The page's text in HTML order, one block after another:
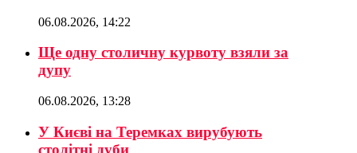
06.08.2026, 14:22
Ще одну столичну курвоту взяли за
дупу
06.08.2026, 13:28
У Києві на Теремках вирубують
столітні дуби